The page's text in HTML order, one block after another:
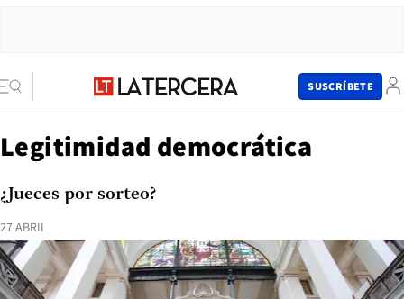
SUSCRÍBETE
Legitimidad democrática
27 ABRIL
¿Jueces por sorteo?